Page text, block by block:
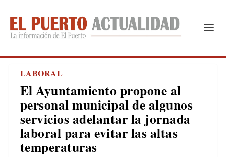
LABORAL
El Ayuntamiento propone al
personal municipal de algunos
servicios adelantar la jornada
laboral para evitar las altas
temperaturas